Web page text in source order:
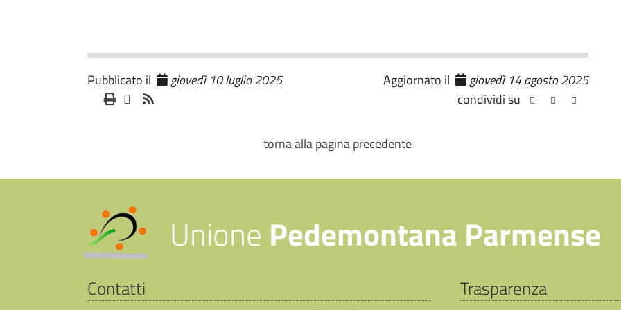
Pubblicato il giovedì 10 luglio 2025 Aggiornato il
giovedì 14 agosto 2025
condividi su
torna alla pagina precedente
Unione Pedemontana Parmense
Contatti Trasparenza